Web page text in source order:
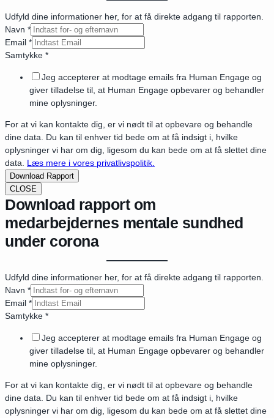
Udfyld dine informationer her, for at få direkte adgang til rapporten.
Navn *
Email *
Samtykke *
Jeg accepterer at modtage emails fra Human Engage og
giver tilladelse til, at Human Engage opbevarer og behandler
mine oplysninger.
For at vi kan kontakte dig, er vi nødt til at opbevare og behandle
dine data. Du kan til enhver tid bede om at få indsigt i, hvilke
oplysninger vi har om dig, ligesom du kan bede om at få slettet dine
data. Læs mere i vores privatlivspolitik.
Download Rapport
CLOSE
Download rapport om
medarbejdernes mentale sundhed
under corona
Udfyld dine informationer her, for at få direkte adgang til rapporten.
Navn *
Email *
Samtykke *
Jeg accepterer at modtage emails fra Human Engage og
giver tilladelse til, at Human Engage opbevarer og behandler
mine oplysninger.
For at vi kan kontakte dig, er vi nødt til at opbevare og behandle
dine data. Du kan til enhver tid bede om at få indsigt i, hvilke
oplysninger vi har om dig, ligesom du kan bede om at få slettet dine